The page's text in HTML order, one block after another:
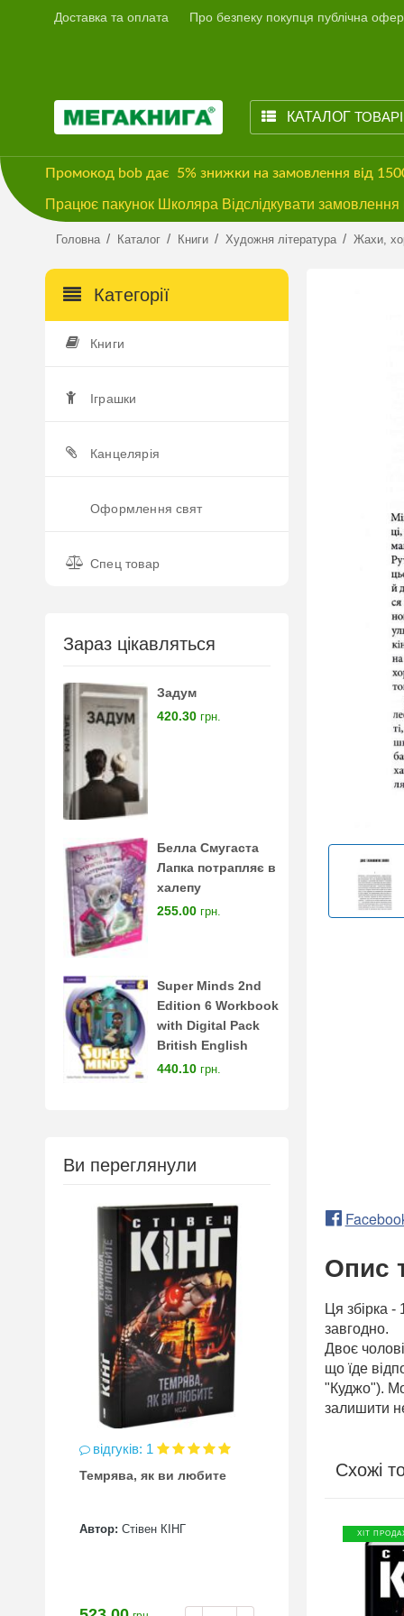
Доставка та оплата Про безпеку покупця публічна
КАТАЛОГ
Промокод bob дає 5% знижки на замовлення від
Працює пакунок Школяра Відслідкувати
Головна / Каталог / Книги / Художня література / Жахи,
Категорії
Книги
Іграшки
Канцелярія
Оформлення свят
Спец товар
Зараз цікавляться
Задум
420.30 грн.
Белла Смугаста
Лапка потрапляє в
халепу
255.00 грн.
Super Minds 2nd
Edition 6 Workbook
with Digital Pack
British English
440.10 грн.
Ви переглянули
відгуків: 1
Темрява, як ви любите
Автор: Стівен КІНГ
Опис
Ця збірка
завгодно.
Двоє
що їде
"Куджо").
залишити
Схожі
ХІТ